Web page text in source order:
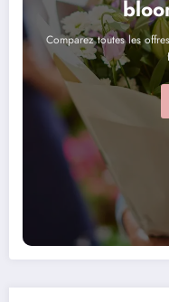
Comparez toutes les